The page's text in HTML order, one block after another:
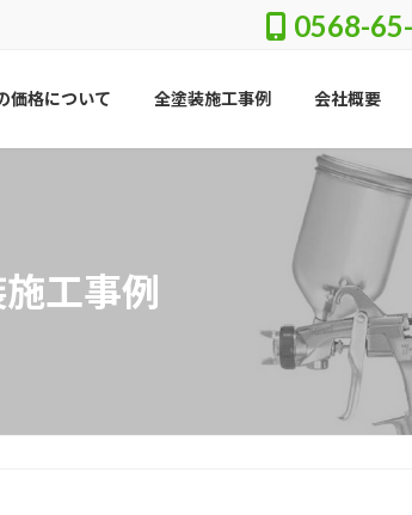
0568-
価格について 全塗装施工事例 会社概要
工事例